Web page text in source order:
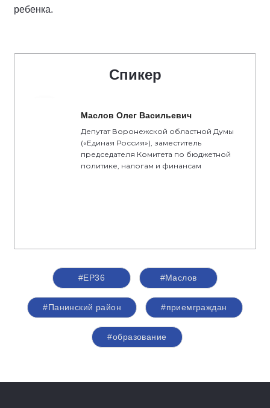
ребенка.
Спикер
Маслов Олег Васильевич
Депутат Воронежской областной Думы
(«Единая Россия»), заместитель
председателя Комитета по бюджетной
политике, налогам и финансам
#ЕР36 #Маслов
#Панинский район #приемграждан
#образование